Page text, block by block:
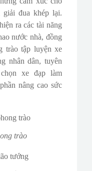
giải đua khép lại.
ra các tài năng
nước nhà, đồng
trào tập luyện xe
nhân dân, tuyên
xe đạp làm
nâng cao sức
trào